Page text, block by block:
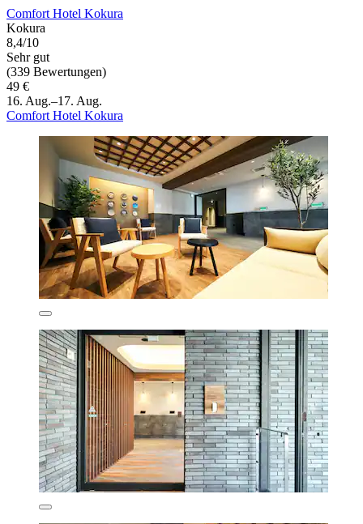
Comfort Hotel Kokura
Kokura
8,4/10
Sehr gut
(339 Bewertungen)
49 €
16. Aug.–17. Aug.
Comfort Hotel Kokura